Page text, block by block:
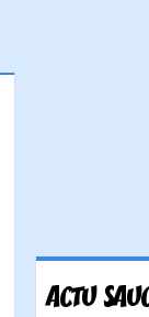
ACTU